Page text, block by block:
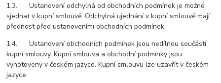
1.3. Ustanovení odchylná od obchodních podmínek je možné
sjednat v kupní smlouvě. Odchylná ujednání v kupní smlouvě mají
přednost před ustanoveními obchodních podmínek.
1.4. Ustanovení obchodních podmínek jsou nedílnou součástí
kupní smlouvy. Kupní smlouva a obchodní podmínky jsou
vyhotoveny v českém jazyce. Kupní smlouvu lze uzavřít v českém
jazyce.